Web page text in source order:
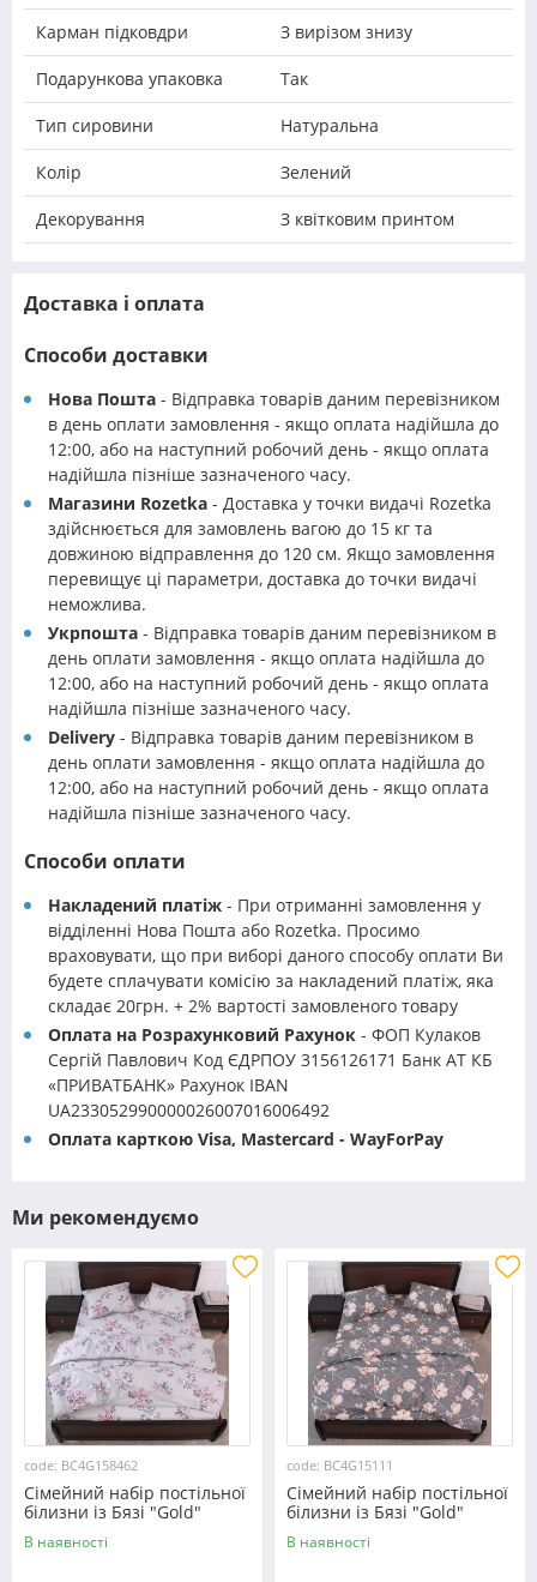
Карман підковдри З вирізом знизу
Подарункова упаковка Так
Тип сировини Натуральна
Колір Зелений
Декорування З квітковим принтом
Доставка і оплата
Способи доставки
Нова Пошта - Відправка товарів даним перевізником
в день оплати замовлення - якщо оплата надійшла до
12:00, або на наступний робочий день - якщо оплата
надійшла пізніше зазначеного часу.
Магазини Rozetka - Доставка у точки видачі Rozetka
здійснюється для замовлень вагою до 15 кг та
довжиною відправлення до 120 см. Якщо замовлення
перевищує ці параметри, доставка до точки видачі
неможлива.
Укрпошта - Відправка товарів даним перевізником в
день оплати замовлення - якщо оплата надійшла до
12:00, або на наступний робочий день - якщо оплата
надійшла пізніше зазначеного часу.
Delivery - Відправка товарів даним перевізником в
день оплати замовлення - якщо оплата надійшла до
12:00, або на наступний робочий день - якщо оплата
надійшла пізніше зазначеного часу.
Способи оплати
Накладений платіж - При отриманні замовлення у
відділенні Нова Пошта або Rozetka. Просимо
враховувати, що при виборі даного способу оплати Ви
будете сплачувати комісію за накладений платіж, яка
складає 20грн. + 2% вартості замовленого товару
Оплата на Розрахунковий Рахунок - ФОП Кулаков
Сергій Павлович Код ЄДРПОУ 3156126171 Банк АТ КБ
«ПРИВАТБАНК» Рахунок IBAN
UA233052990000026007016006492
Оплата карткою Visa, Mastercard - WayForPay
Ми рекомендуємо
code: BC4G158462
Сімейний набір постільної
білизни із Бязі "Gold"
№158462 Черешенька™
В наявності
code: BC4G15111
Сімейний набір постільної
білизни із Бязі "Gold"
№15111 Черешенька™
В наявності